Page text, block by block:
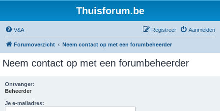
Thuisforum.be
V&A Aanmelden
Registreer
Forumoverzicht Neem contact op met een forumbeheerder
Neem contact op met een forumbeheerder
Ontvanger:
Beheerder
Je e-mailadres: